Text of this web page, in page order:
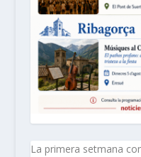
La primera setmana